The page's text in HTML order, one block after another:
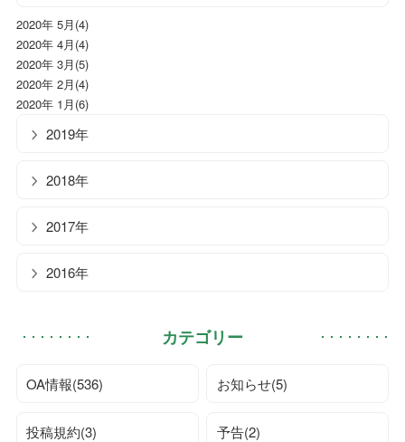
2020年 5月(4)
2020年 4月(4)
2020年 3月(5)
2020年 2月(4)
2020年 1月(6)
2019年
2018年
2017年
2016年
カテゴリー
OA情報(536) お知らせ(5)
投稿規約(3) 予告(2)